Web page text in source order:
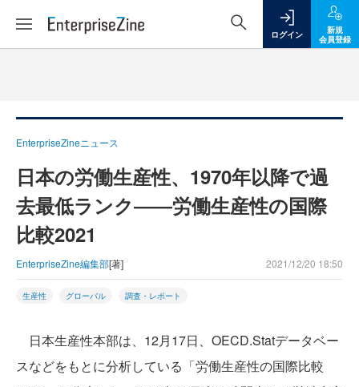
ログイン
新規
会員登録
EnterpriseZineニュース
日本の労働生産性、1970年以降で過
去最低ランク――労働生産性の国際
比較2021
EnterpriseZine編集部[著] 2021/12/20 18:50
生産性 グローバル 調査・レポート
日本生産性本部は、12月17日、OECD.Statデータベー
スなどをもとに分析している「労働生産性の国際比較